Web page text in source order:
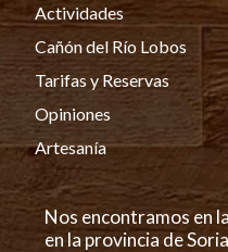
Actividades
Cañón del Río Lobos
Tarifas y Reservas
Opiniones
Artesanía
Nos encontramos en
en la provincia de